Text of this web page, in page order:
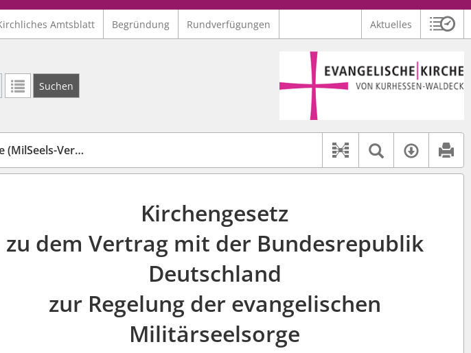
Amtsblatt Begründung Rundverfügungen Aktuelles
mit Platzhalter "*", Bsp. Pfarrer*, findet auch: "Pfarrerinitiative" oder "Pfarrerausschuss".
Suchen
Logo Ev. Kirche von Kurhessen-Waldeck
Vertr-G)
Dokument-
Textsuche
Kirchengesetz
zu dem Vertrag mit der Bundesrepublik
Deutschland
zur Regelung der evangelischen
Militärseelsorge